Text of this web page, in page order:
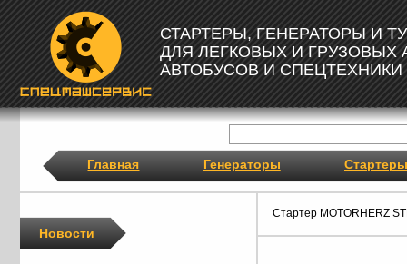
СТАРТЕРЫ, ГЕНЕРАТОРЫ И
ДЛЯ ЛЕГКОВЫХ И ГРУЗОВЫХ
АВТОБУСОВ И СПЕЦТЕХНИКИ
Главная Генераторы Стартеры
Стартер MOTORHERZ
Новости